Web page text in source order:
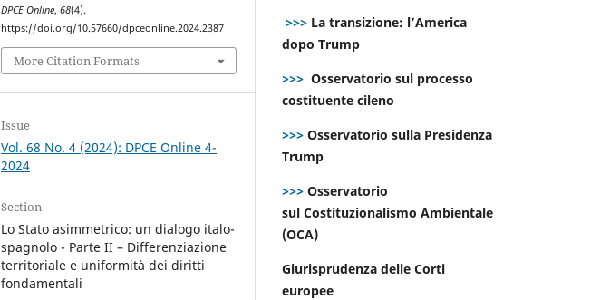
DPCE Online,68(4).
https://doi.org/10.57660/dpceonline.2024.2387
More Citation Formats
Issue
Vol. 68 No. 4 (2024): DPCE Online 4-
2024
Section
Lo Stato asimmetrico: un dialogo italo-
spagnolo - Parte II – Differenziazione
territoriale e uniformità dei diritti
fondamentali
>>> La transizione: l’America
dopo Trump
>>> Osservatorio sul processo
costituente cileno
>>> Osservatorio sulla Presidenza
Trump
>>> Osservatorio
sul Costituzionalismo Ambientale
(OCA)
Giurisprudenza delle Corti
europee